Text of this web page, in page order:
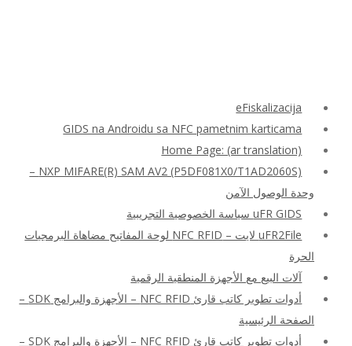
eFiskalizacija
GIDS na Androidu sa NFC pametnim karticama
Home Page: (ar translation)
NXP MIFARE(R) SAM AV2 (P5DF081X0/T1AD2060S) –
وحدة الوصول الآمن
uFR GIDS سياسة الخصوصية التجريبية
uFR2File لايت – NFC RFID لوحة المفاتيح مضاهاة البرمجيات
الحرة
آلات البيع مع الأجهزة المنطقية الرقمية
أدوات تطوير كاتب قارئ NFC RFID – الأجهزة والبرامج SDK –
الصفحة الرئيسية
أدوات تطوير كاتب قارئ NFC RFID – الأجهزة والبرامج SDK –